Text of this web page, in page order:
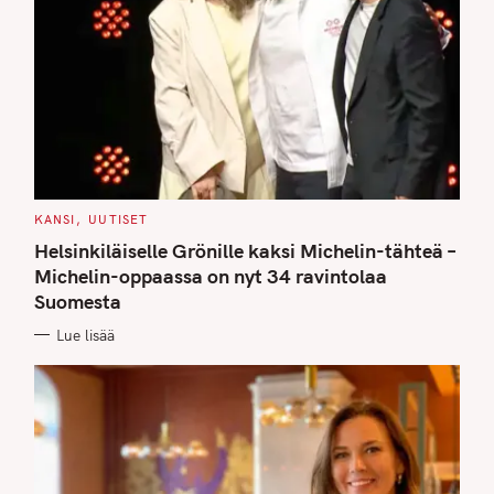
C
T
E
G
O
R
I
S
KANSI UUTISET
Helsinkiläiselle Grönille kaksi Michelin-tähteä –
Michelin-oppaassa on nyt 34 ravintolaa
Suomesta
Lue lisää